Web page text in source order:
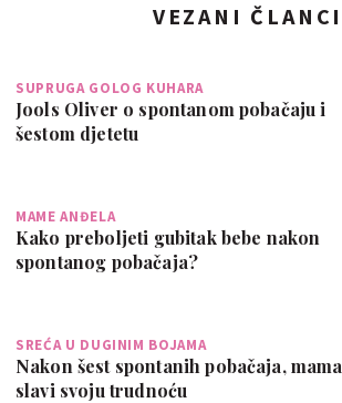
VEZANI ČLANCI
SUPRUGA GOLOG KUHARA
Jools Oliver o spontanom pobačaju i
šestom djetetu
MAME ANĐELA
Kako preboljeti gubitak bebe nakon
spontanog pobačaja?
SREĆA U DUGINIM BOJAMA
Nakon šest spontanih pobačaja, mama
slavi svoju trudnoću